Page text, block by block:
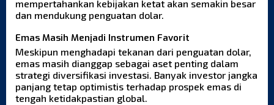
mempertahankan kebijakan ketat akan semakin besar
dan mendukung penguatan dolar.
Emas Masih Menjadi Instrumen Favorit
Meskipun menghadapi tekanan dari penguatan dolar,
emas masih dianggap sebagai aset penting dalam
strategi diversifikasi investasi. Banyak investor jangka
panjang tetap optimistis terhadap prospek emas di
tengah ketidakpastian global.